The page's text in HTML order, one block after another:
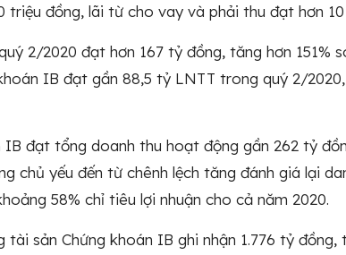
triệu đồng, lãi từ cho vay và phải thu đạt hơn
2/2020 đạt hơn 167 tỷ đồng, tăng hơn 151%
IB đạt gần 88,5 tỷ LNTT trong quý 2/
IB đạt tổng doanh thu hoạt động gần 262 tỷ
chủ yếu đến từ chênh lệch tăng đánh giá lại
58% chỉ tiêu lợi nhuận cho cả năm 2020.
tài sản Chứng khoán IB ghi nhận 1.776 tỷ